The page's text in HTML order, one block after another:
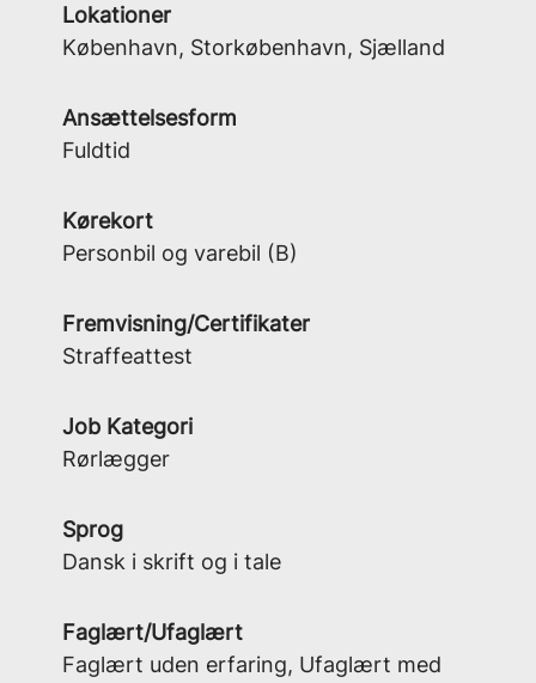
Lokationer
København, Storkøbenhavn, Sjælland
Ansættelsesform
Fuldtid
Kørekort
Personbil og varebil (B)
Fremvisning/Certifikater
Straffeattest
Job Kategori
Rørlægger
Sprog
Dansk i skrift og i tale
Faglært/Ufaglært
Faglært uden erfaring, Ufaglært med